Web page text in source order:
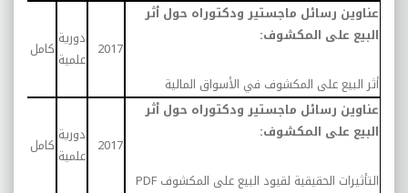
عناوين رسائل ماجستير ودكتوراه حول أثر
البيع على المكشوف:
أثر البيع على المكشوف في الأسواق المالية
2017 دورية
علمية كامل
عناوين رسائل ماجستير ودكتوراه حول أثر
البيع على المكشوف:
التأثيرات الحقيقية لقيود البيع على المكشوف PDF
2017 دورية
علمية كامل